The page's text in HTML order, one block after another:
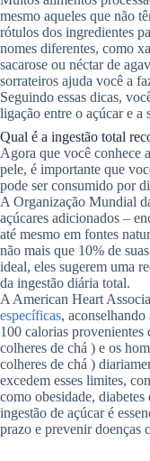
mesmo aqueles que não
rótulos dos ingredientes
nomes diferentes, como
sacarose ou néctar de
sorrateiros ajuda você a
Seguindo essas dicas,
ligação entre o açúcar e a
Qual é a ingestão total
Agora que você conhece
pele, é importante que
pode ser consumido por
A Organização Mundial
açúcares adicionados –
até mesmo em fontes
não mais que 10% de
ideal, eles sugerem uma
da ingestão diária total.
A American Heart
específicas,
100 calorias provenientes
colheres de chá ) e os
colheres de chá )
excedem esses limites,
como obesidade, diabetes
ingestão de açúcar é
prazo e prevenir doenças